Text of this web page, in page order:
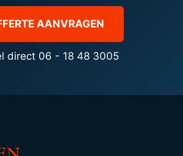
AANVRAGEN
direct 06 - 18 48 3005